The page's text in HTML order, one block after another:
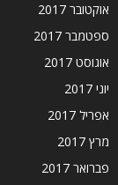
אוקטובר 2017
ספטמבר 2017
אוגוסט 2017
יוני 2017
אפריל 2017
מרץ 2017
פברואר 2017